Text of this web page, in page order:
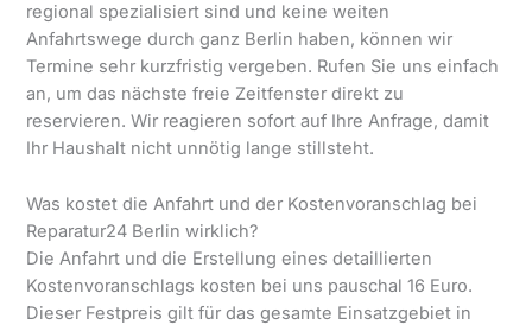
regional spezialisiert sind und keine weiten
Anfahrtswege durch ganz Berlin haben, können wir
Termine sehr kurzfristig vergeben. Rufen Sie uns einfach
an, um das nächste freie Zeitfenster direkt zu
reservieren. Wir reagieren sofort auf Ihre Anfrage, damit
Ihr Haushalt nicht unnötig lange stillsteht.
Was kostet die Anfahrt und der Kostenvoranschlag bei
Reparatur24 Berlin wirklich?
Die Anfahrt und die Erstellung eines detaillierten
Kostenvoranschlags kosten bei uns pauschal 16 Euro.
Dieser Festpreis gilt für das gesamte Einsatzgebiet in